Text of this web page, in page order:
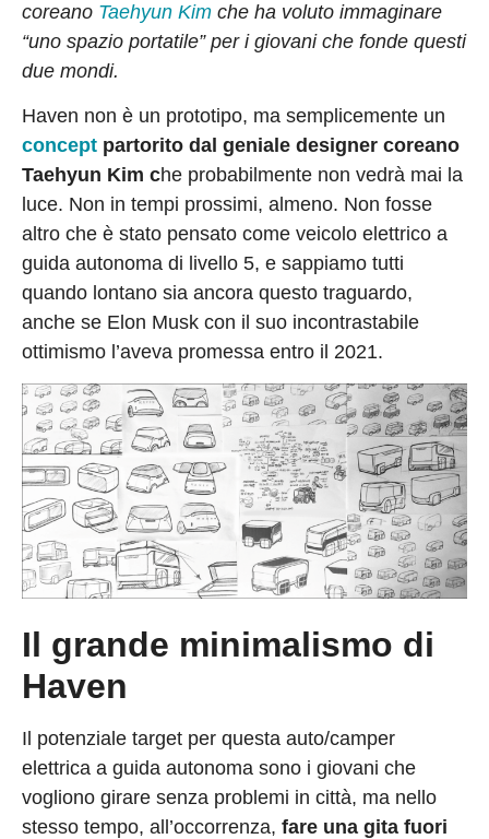
coreano Taehyun Kim che ha voluto immaginare
“uno spazio portatile” per i giovani che fonde questi
due mondi.
Haven non è un prototipo, ma semplicemente un
concept partorito dal geniale designer coreano
Taehyun Kim che probabilmente non vedrà mai la
luce. Non in tempi prossimi, almeno. Non fosse
altro che è stato pensato come veicolo elettrico a
guida autonoma di livello 5, e sappiamo tutti
quando lontano sia ancora questo traguardo,
anche se Elon Musk con il suo incontrastabile
ottimismo l’aveva promessa entro il 2021.
Il grande minimalismo di
Haven
Il potenziale target per questa auto/camper
elettrica a guida autonoma sono i giovani che
vogliono girare senza problemi in città, ma nello
stesso tempo, all’occorrenza, fare una gita fuori